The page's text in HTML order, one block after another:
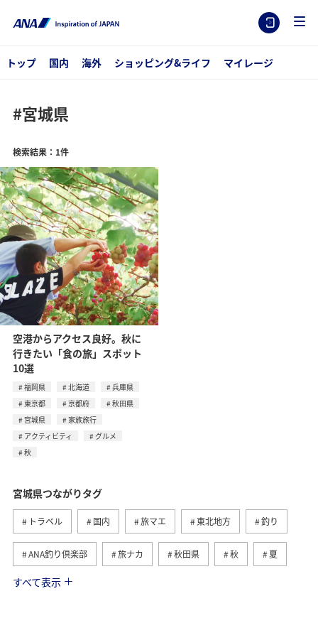
トップ 国内 海外 ショッピング&ライフ マイレージ
#宮城県
検索結果：1件
空港からアクセス良好。秋に
行きたい「食の旅」スポット
10選
福岡県 北海道
兵庫県
東京都
京都府
秋田県
宮城県
家族旅行
アクティビティ
グルメ
秋
宮城県つながりタグ
トラベル 国内 旅マエ 東北地方 釣り
ANA釣り倶楽部 旅ナカ 秋田県 秋 夏
仙台
すべて表示